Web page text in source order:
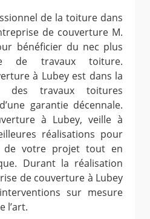
de la toiture dans
de couverture M.
bénéficier du nec plus
de travaux toiture.
à Lubey est dans la
des travaux toitures
garantie décennale.
à Lubey, veille à
réalisations pour
de votre projet tout en
Durant la réalisation
de couverture à Lubey
sur mesure
l’art.